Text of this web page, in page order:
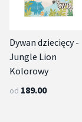
Dywan dziecięcy -
Jungle Lion
Kolorowy
od 189.00